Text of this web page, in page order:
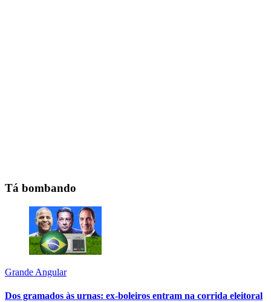
Tá bombando
Grande Angular
Dos gramados às urnas: ex-boleiros entram na corrida eleitoral